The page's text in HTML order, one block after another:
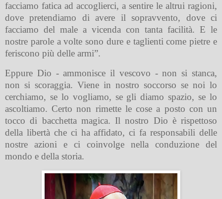
facciamo fatica ad accoglierci, a sentire le altrui ragioni,
dove pretendiamo di avere il sopravvento, dove ci
facciamo del male a vicenda con tanta facilità. E le
nostre parole a volte sono dure e taglienti come pietre e
feriscono più delle armi”.
Eppure Dio - ammonisce il vescovo - non si stanca,
non si scoraggia. Viene in nostro soccorso se noi lo
cerchiamo, se lo vogliamo, se gli diamo spazio, se lo
ascoltiamo. Certo non rimette le cose a posto con un
tocco di bacchetta magica. Il nostro Dio è rispettoso
della libertà che ci ha affidato, ci fa responsabili delle
nostre azioni e ci coinvolge nella conduzione del
mondo e della storia.